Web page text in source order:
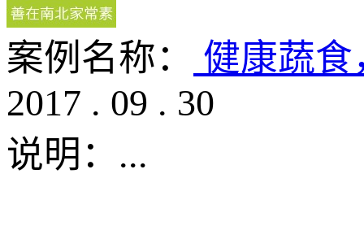
案例名称：
健康蔬食
2017 . 09 . 30
说明： ...